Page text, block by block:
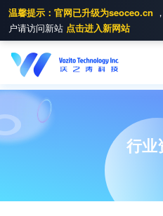
温馨提示：官网已升级为seoceo.cn
户请访问新站 点击进入新网站
行业